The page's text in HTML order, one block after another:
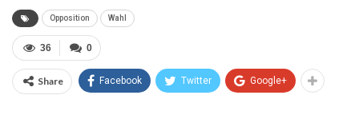
Opposition Wahl
0
36
Share Facebook Twitter Google+